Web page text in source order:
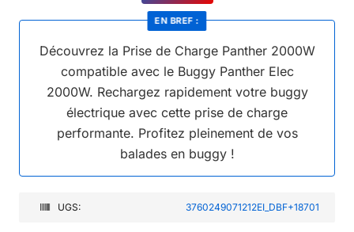
Découvrez la Prise de Charge Panther 2000W
compatible avec le Buggy Panther Elec
2000W. Rechargez rapidement votre buggy
électrique avec cette prise de charge
performante. Profitez pleinement de vos
balades en buggy !
EN BREF :
UGS: 3760249071212EI_DBF+18701